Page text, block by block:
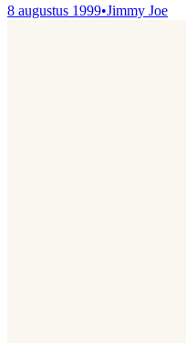
8 augustus 1999•Jimmy Joe